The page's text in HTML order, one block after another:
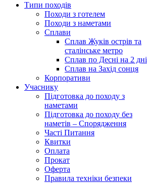
Типи походів
Походи з готелем
Походи з наметами
Сплави
Сплав Жуків острів та
сталінське метро
Сплав по Десні на 2 дні
Сплав на Захід сонця
Корпоративи
Учаснику
Підготовка до походу з
наметами
Підготовка до походу без
наметів – Спорядження
Часті Питання
Квитки
Оплата
Прокат
Оферта
Правила техніки безпеки